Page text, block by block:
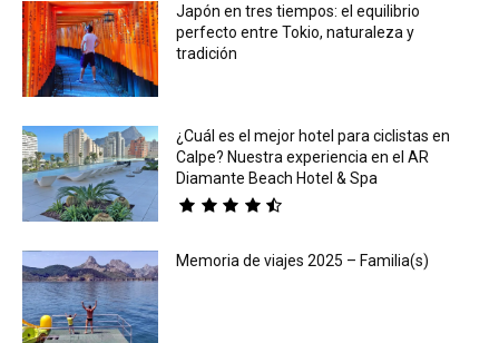
Japón en tres tiempos: el equilibrio
perfecto entre Tokio, naturaleza y
tradición
¿Cuál es el mejor hotel para ciclistas en
Calpe? Nuestra experiencia en el AR
Diamante Beach Hotel & Spa
Memoria de viajes 2025 – Familia(s)